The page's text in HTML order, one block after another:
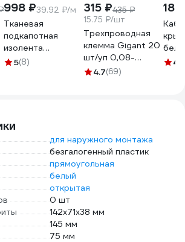
998 ₽39.92 ₽/м
Тканевая
подкапотная
изолента
Terminator Izt
5(8)
315 ₽435 ₽
15.75 ₽/шт
Трехпроводная
клемма Gigant 20
шт/уп 0,08-
2,5(4)мм² GCT-
4.7(69)
4.9
для наружного монтажа
безгалогенный пластик
прямоугольная
белый
открытая
0 шт
142х71х38 мм
145 мм
75 мм